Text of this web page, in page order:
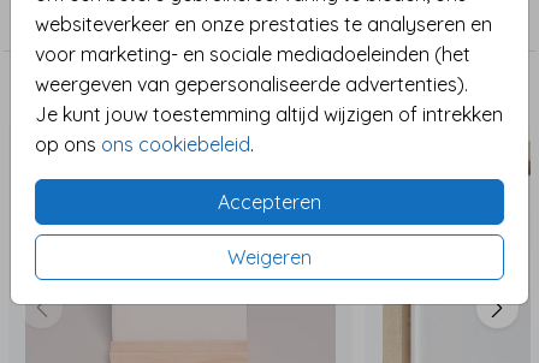
websiteverkeer en onze prestaties te analyseren en
voor marketing- en sociale mediadoeleinden (het
weergeven van gepersonaliseerde advertenties).
Je kunt jouw toestemming altijd wijzigen of intrekken
op ons ons cookiebeleid.
Accepteren
Weigeren
Geboortetegel
Maak het compleet